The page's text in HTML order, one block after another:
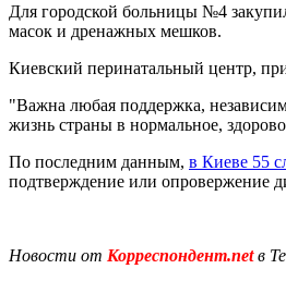
Для городской больницы №4
масок и дренажных мешков.
Киевский перинатальный центр,
"Важна любая поддержка,
жизнь страны в нормальное,
По последним данным, в Киеве 55
подтверждение или опровержение
Новости от Корреспондент.netв